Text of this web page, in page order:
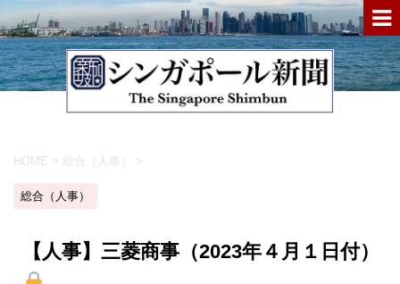
HOME > 総合（人事） >
総合（人事）
【人事】三菱商事（2023年４月１日付）